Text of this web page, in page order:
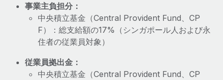
詳細を見る
給与詐欺：種類、事例、ビジネスを守る方法
給与, 賃金は詐欺の特に魅力的な標的です。多額の資金がシステ
ム間で頻繁に移動しているためです。このため、自社のビジネス
事業主負担分：
中央積立基金（Central Provident Fund、CP
F）：総支給額の17%（シンガポール人および永
住者の従業員対象）
従業員拠出金：
中央積立基金（Central Provident Fund、CP